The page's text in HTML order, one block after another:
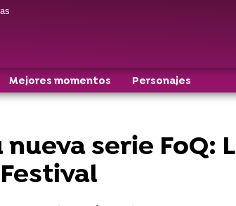
Mejores momentos Personajes
serie FoQ: